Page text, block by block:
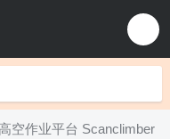
空作业平台 Scanclimber